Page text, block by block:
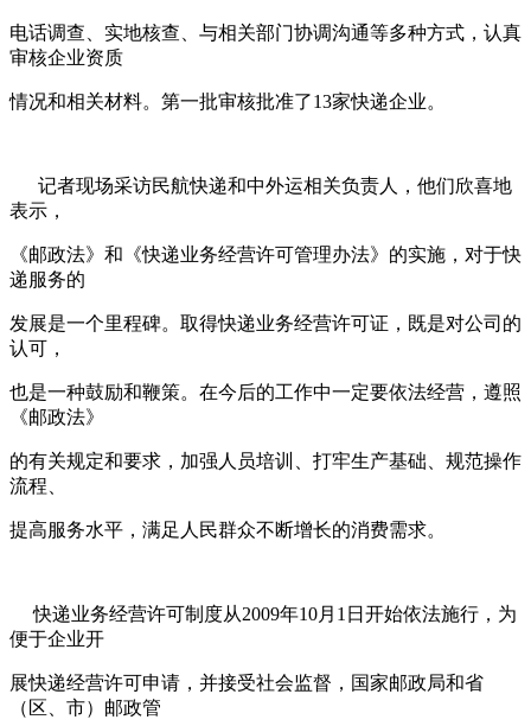
电话调查、实地核查、与相关部门协调沟通等多种方式，认真
审核企业资质
情况和相关材料。第一批审核批准了13家快递企业。
记者现场采访民航快递和中外运相关负责人，他们欣喜地
表示，
《邮政法》和《快递业务经营许可管理办法》的实施，对于快
递服务的
发展是一个里程碑。取得快递业务经营许可证，既是对公司的
认可，
也是一种鼓励和鞭策。在今后的工作中一定要依法经营，遵照
《邮政法》
的有关规定和要求，加强人员培训、打牢生产基础、规范操作
流程、
提高服务水平，满足人民群众不断增长的消费需求。
快递业务经营许可制度从2009年10月 1 日开始依法施行，为
便于企业开
展快递经营许可申请，并接受社会监督，国家邮政局和省
（区、市）邮政管